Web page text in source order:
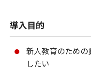
導入目的
新人教育のため
したい